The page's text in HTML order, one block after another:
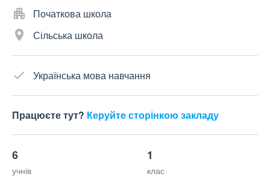
Початкова школа
Сільська школа
Українська мова навчання
Працюєте тут? Керуйте сторінкою закладу
6
учнів
1
клас